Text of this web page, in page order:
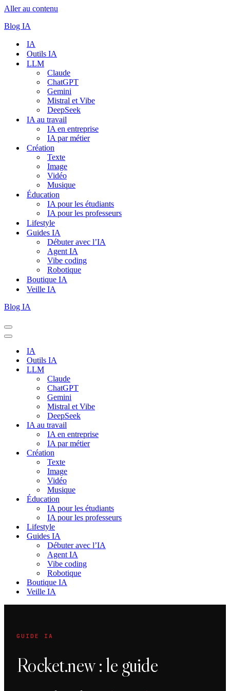
Aller au contenu
Blog IA
IA
Outils IA
LLM
Claude
ChatGPT
Gemini
Mistral et Vibe
DeepSeek
IA au travail
IA en entreprise
IA par métier
Création
Texte
Image
Vidéo
Musique
Éducation
IA pour les étudiants
IA pour les professeurs
Lifestyle
Guides IA
Débuter avec l’IA
Agent IA
Vibe coding
Robotique
Boutique IA
Veille IA
Blog IA
Menu
de
Menu
navigation
IA
Outils IA
LLM
Claude
ChatGPT
Gemini
Mistral et Vibe
DeepSeek
IA au travail
IA en entreprise
IA par métier
Création
Texte
Image
Vidéo
Musique
Éducation
IA pour les étudiants
IA pour les professeurs
Lifestyle
Guides IA
Débuter avec l’IA
Agent IA
Vibe coding
Robotique
Boutique IA
Veille IA
GUIDE IA
Rocket.new : le guide